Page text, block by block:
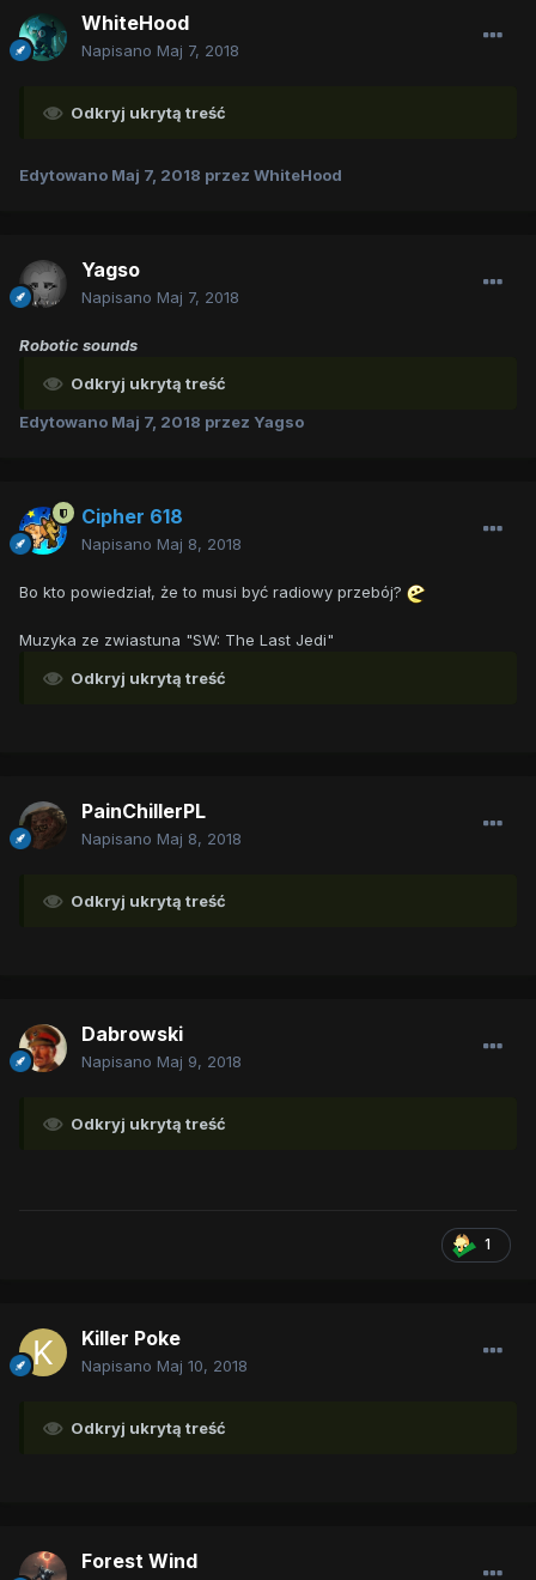
WhiteHood
Napisano Maj 7, 2018
Odkryj ukrytą treść
Edytowano Maj 7, 2018 przez WhiteHood
Yagso
Napisano Maj 7, 2018
Robotic sounds
Odkryj ukrytą treść
Edytowano Maj 7, 2018 przez Yagso
Cipher 618
Napisano Maj 8, 2018
Bo kto powiedział, że to musi być radiowy przebój?
Muzyka ze zwiastuna "SW: The Last Jedi"
Odkryj ukrytą treść
PainChillerPL
Napisano Maj 8, 2018
Odkryj ukrytą treść
Dabrowski
Napisano Maj 9, 2018
Odkryj ukrytą treść
1
Killer Poke
Napisano Maj 10, 2018
Odkryj ukrytą treść
Forest Wind